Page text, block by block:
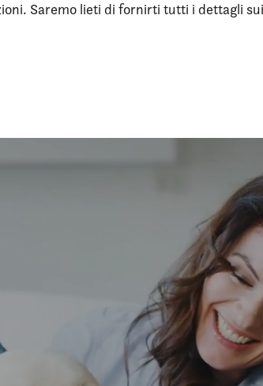
Saremo lieti di fornirti tutti i dettagli